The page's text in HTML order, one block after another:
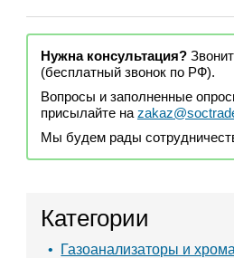
Нужна консультация?
(бесплатный звонок по РФ).
Вопросы и заполненные
присылайте на
Мы будем рады
Категории
Газоанализаторы и